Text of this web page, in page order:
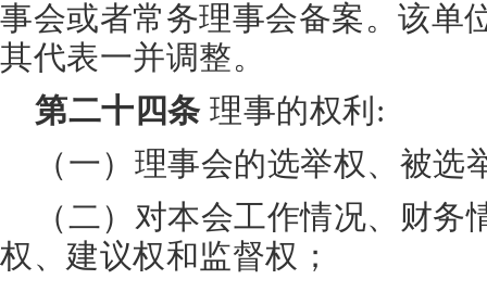
事会或者常务理事会备案。该单
其代表一并调整。
第二十四条理事的权利:
（一）理事会的选举权、被选
（二）对本会工作情况、财
权、建议权和监督权；